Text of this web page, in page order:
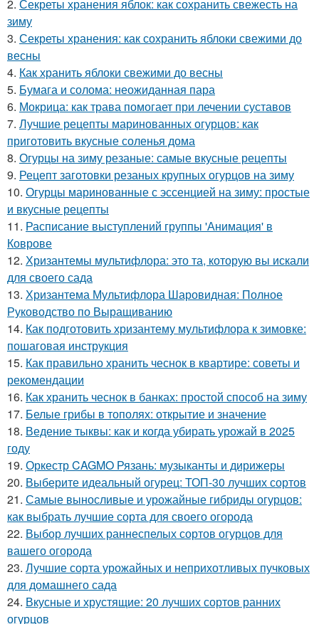
2. Секреты хранения яблок: как сохранить свежесть на
зиму
3. Секреты хранения: как сохранить яблоки свежими до
весны
4. Как хранить яблоки свежими до весны
5. Бумага и солома: неожиданная пара
6. Мокрица: как трава помогает при лечении суставов
7. Лучшие рецепты маринованных огурцов: как
приготовить вкусные соленья дома
8. Огурцы на зиму резаные: самые вкусные рецепты
9. Рецепт заготовки резаных крупных огурцов на зиму
10. Огурцы маринованные с эссенцией на зиму: простые
и вкусные рецепты
11. Расписание выступлений группы 'Анимация' в
Коврове
12. Хризантемы мультифлора: это та, которую вы искали
для своего сада
13. Хризантема Мультифлора Шаровидная: Полное
Руководство по Выращиванию
14. Как подготовить хризантему мультифлора к зимовке:
пошаговая инструкция
15. Как правильно хранить чеснок в квартире: советы и
рекомендации
16. Как хранить чеснок в банках: простой способ на зиму
17. Белые грибы в тополях: открытие и значение
18. Ведение тыквы: как и когда убирать урожай в 2025
году
19. Оркестр CAGMO Рязань: музыканты и дирижеры
20. Выберите идеальный огурец: ТОП-30 лучших сортов
21. Самые выносливые и урожайные гибриды огурцов:
как выбрать лучшие сорта для своего огорода
22. Выбор лучших раннеспелых сортов огурцов для
вашего огорода
23. Лучшие сорта урожайных и неприхотливых пучковых
для домашнего сада
24. Вкусные и хрустящие: 20 лучших сортов ранних
огурцов